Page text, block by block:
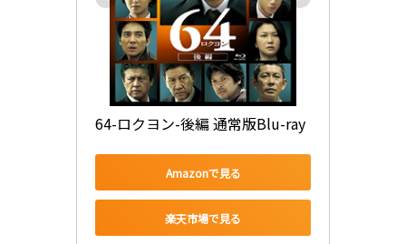
64-ロクヨン-後編 通常版Blu-ray
Amazonで見る
楽天市場で見る